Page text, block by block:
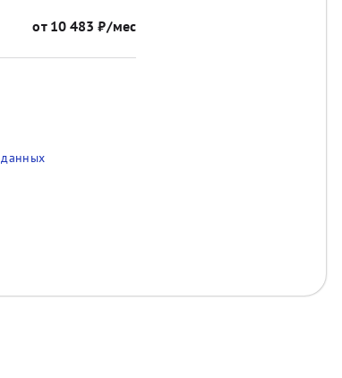
от 10 483 ₽/мес